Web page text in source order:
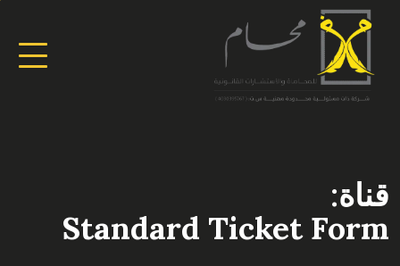
قناة:
Standard Ticket Form